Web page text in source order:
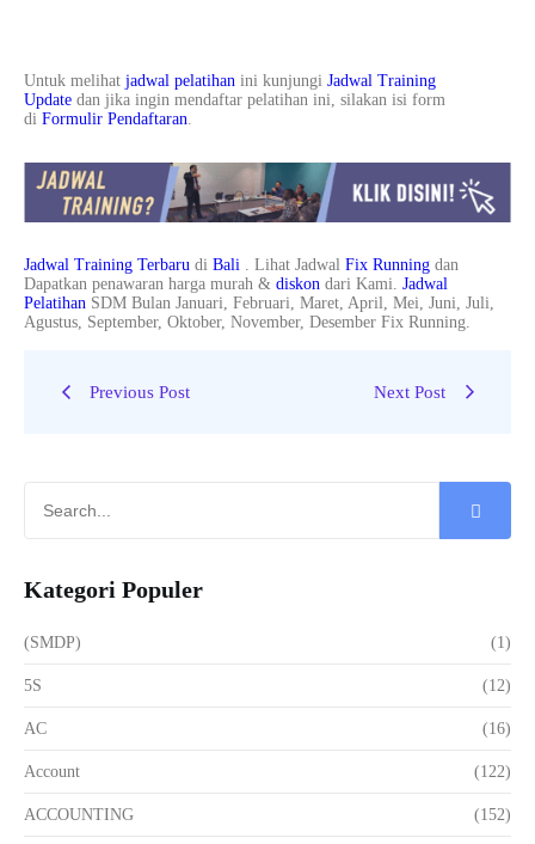
Untuk melihat jadwal pelatihan ini kunjungi Jadwal Training
Update dan jika ingin mendaftar pelatihan ini, silakan isi form
di Formulir Pendaftaran
Jadwal Training Terbaru di Bali . Lihat Jadwal Fix Running dan
Dapatkan penawaran harga murah & diskon dari Kami. Jadwal
Pelatihan SDM Bulan Januari, Februari, Maret, April, Mei, Juni, Juli,
Agustus, September, Oktober, November, Desember Fix Running.
Previous Post Next Post
Kategori Populer
(SMDP) (1)
5S (12)
AC (16)
Account (122)
ACCOUNTING (152)